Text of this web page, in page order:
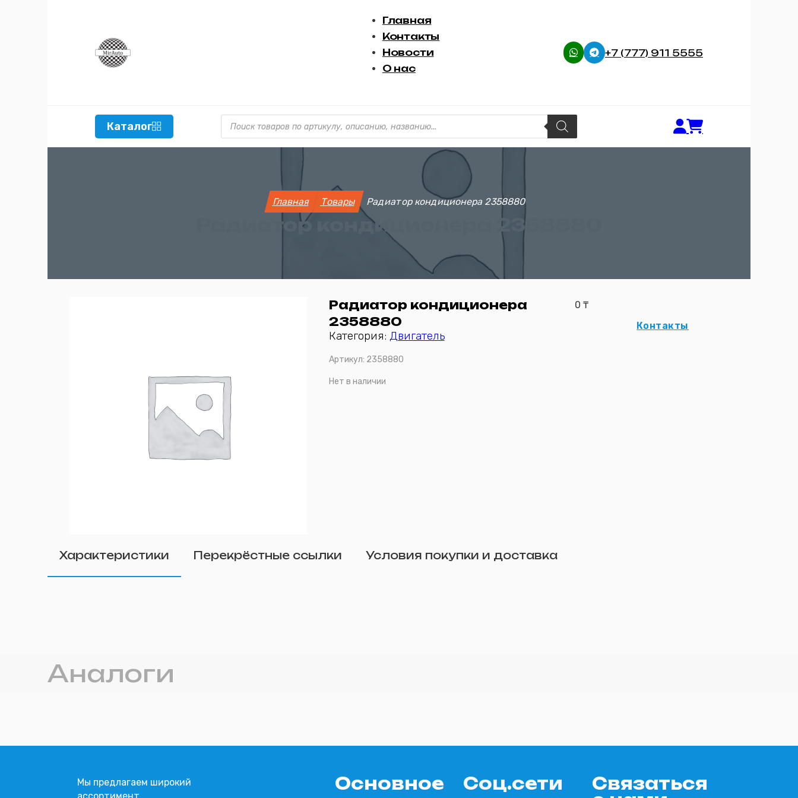
Главная
Контакты
Новости
О нас
+7 (777) 911 5555
Каталог
Поиск товаров
Главная Товары Радиатор кондиционера 2358880
Радиатор кондиционера 2358880
Радиатор кондиционера
2358880
Категория: Двигатель
Артикул: 2358880
Нет в наличии
0 ₸
Контакты
Характеристики Перекрёстные ссылки Условия покупки и доставка
Аналоги
Мы предлагаем широкий
Основное Соц.сети
Связаться
Прикрепите фото (по желанию)